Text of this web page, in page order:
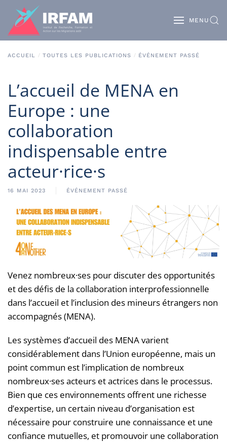
MENU
ACCUEIL TOUTES LES PUBLICATIONS ÉVÉNEMENT PASSÉ
L’accueil de MENA en
Europe : une
collaboration
indispensable entre
acteur·rice·s
16 MAI 2023 ÉVÉNEMENT PASSÉ
Venez nombreux·ses pour discuter des opportunités
et des défis de la collaboration interprofessionnelle
dans l’accueil et l’inclusion des mineurs étrangers non
accompagnés (MENA).
Les systèmes d’accueil des MENA varient
considérablement dans l’Union européenne, mais un
point commun est l’implication de nombreux
nombreux·ses acteurs et actrices dans le processus.
Bien que ces environnements offrent une richesse
d’expertise, un certain niveau d’organisation est
nécessaire pour construire une connaissance et une
confiance mutuelles, et promouvoir une collaboration